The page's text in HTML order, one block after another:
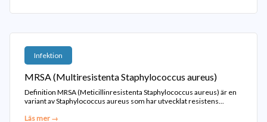
Infektion
MRSA (Multiresistenta Staphylococcus aureus)
Definition MRSA (Meticillinresistenta Staphylococcus aureus) är en
variant av Staphylococcus aureus som har utvecklat resistens...
Läs mer →